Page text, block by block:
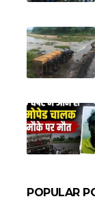
POPULAR